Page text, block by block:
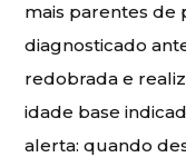
mais parentes de
diagnosticado
redobrada e
idade base
alerta: quando